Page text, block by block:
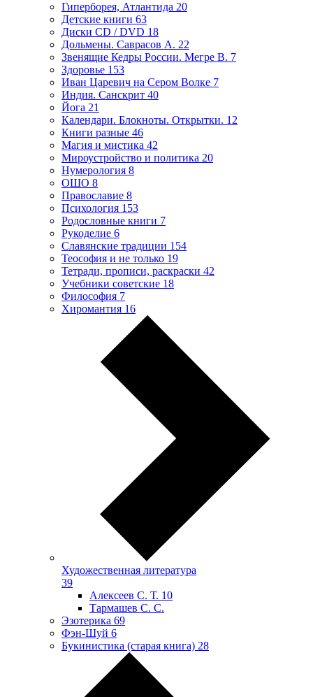
Гиперборея, Атлантида 20
Детские книги 63
Диски CD / DVD 18
Дольмены. Саврасов А. 22
Звенящие Кедры России. Мегре В. 7
Здоровье 153
Иван Царевич на Сером Волке 7
Индия. Санскрит 40
Йога 21
Календари. Блокноты. Открытки. 12
Книги разные 46
Магия и мистика 42
Мироустройство и политика 20
Нумерология 8
ОШО 8
Православие 8
Психология 153
Родословные книги 7
Рукоделие 6
Славянские традиции 154
Теософия и не только 19
Тетради, прописи, раскраски 42
Учебники советские 18
Философия 7
Хиромантия 16
Художественная литература
39
Алексеев С. Т. 10
Тармашев С. С.
Эзотерика 69
Фэн-Шуй 6
Букинистика (старая книга) 28